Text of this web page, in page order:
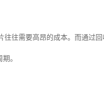
往需要高昂的成本。而通过
。